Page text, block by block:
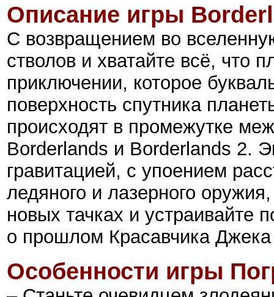
Описание игры
С возвращением во
стволов и хватайте всё, что
приключении, которое
поверхность спутника
происходят в промежутке
Borderlands и Borderlands 2.
гравитацией, с упоением
ледяного и лазерного
новых тачках и устраивайте
о прошлом Красавчика
Особенности игры